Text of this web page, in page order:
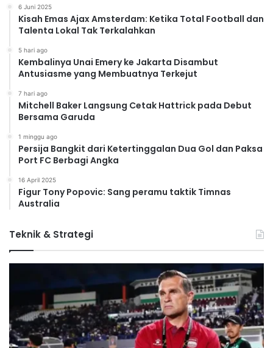
6 Juni 2025
Kisah Emas Ajax Amsterdam: Ketika Total Football dan
Talenta Lokal Tak Terkalahkan
5 hari ago
Kembalinya Unai Emery ke Jakarta Disambut
Antusiasme yang Membuatnya Terkejut
7 hari ago
Mitchell Baker Langsung Cetak Hattrick pada Debut
Bersama Garuda
1 minggu ago
Persija Bangkit dari Ketertinggalan Dua Gol dan Paksa
Port FC Berbagi Angka
16 April 2025
Figur Tony Popovic: Sang peramu taktik Timnas
Australia
Teknik & Strategi